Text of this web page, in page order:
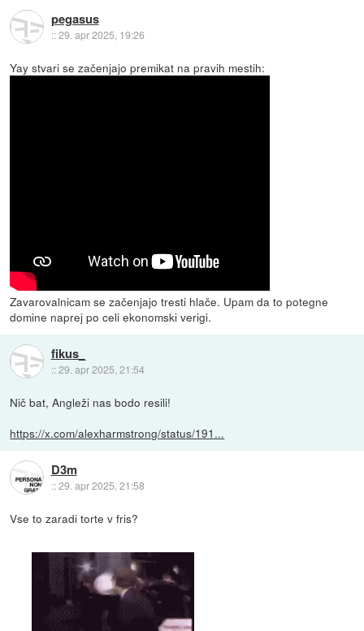
pegasus
::29. apr 2025, 19:26
Yay stvari se začenjajo premikat na pravih mestih:
Zavarovalnicam se začenjajo tresti hlače. Upam da to potegne
domine naprej po celi ekonomski verigi.
fikus_
::29. apr 2025, 21:54
Nič bat, Angleži nas bodo resili!
https://x.com/alexharmstrong/status/191...
D3m
::29. apr 2025, 21:58
Vse to zaradi torte v fris?